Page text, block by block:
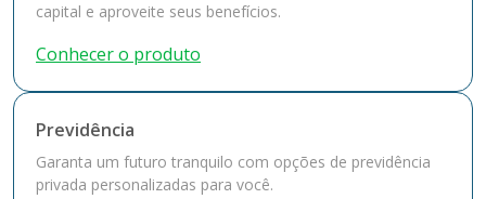
capital e aproveite seus benefícios.
Conhecer o produto
Previdência
Garanta um futuro tranquilo com opções de previdência
privada personalizadas para você.